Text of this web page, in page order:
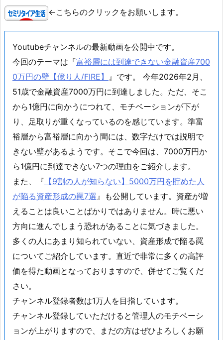
←こちらのクリックをお願いします。
Youtubeチャンネルの最新動画を公開中です。
今回のテーマは『富裕層には到達できない金融資産700
0万円の壁【億り人/FIRE】 』です。 今年2026年2月、
51歳で金融資産7000万円に到達しました。ただ、そこ
から1億円に向かうにつれて、モチベーションが下が
り、足取りが重くなっているのを感じています。準富
裕層から富裕層に向かう間には、数字だけでは説明で
きない壁があるようです。そこで今回は、7000万円か
ら1億円に到達できない7つの理由をご紹介します。
また、『 【9割の人が知らない】5000万円を貯めた人
が陥る資産形成の罠7選』も公開しています。資産が増
えることは良いことばかりではありません。時に悪い
方向に進んでしまう恐れがあることに気づきました。
多くの人にあまり知られていない、資産形成で陥る罠
についてご紹介しています。直近で非常に多くの高評
価を得た動画となっておりますので、併せてご覧くだ
さい。
チャンネル登録者数は1万人を目指しています。
チャンネル登録していただけると管理人のモチベーシ
ョンが上がりますので、まだの方はぜひよろしくお願